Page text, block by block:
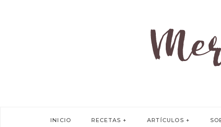
INICIO RECETAS ARTÍCULOS